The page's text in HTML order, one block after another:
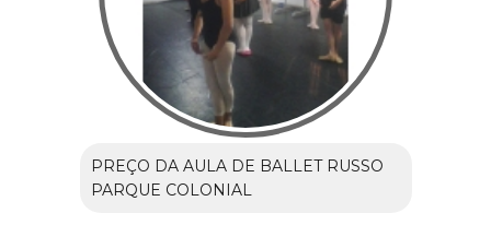
PREÇO DA AULA DE BALLET RUSSO
PARQUE COLONIAL